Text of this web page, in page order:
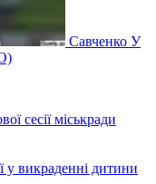
Савченко У
сесії міськради
у викраденні дитини